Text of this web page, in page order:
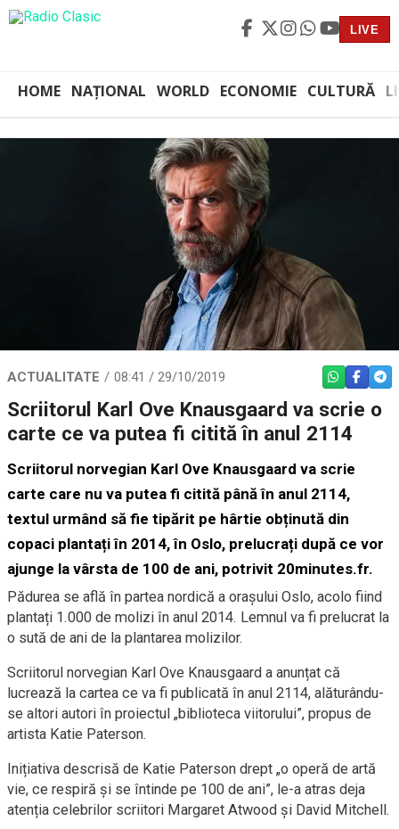
LIVE
HOME NAȚIONAL WORLD ECONOMIE CULTURĂ
ACTUALITATE 08:41 / 29/10/2019 WHATSAPP
Scriitorul Karl Ove Knausgaard va scrie o
carte ce va putea fi citită în anul 2114
Scriitorul norvegian Karl Ove Knausgaard va scrie
carte care nu va putea fi citită până în anul 2114,
textul urmând să fie tipărit pe hârtie obținută din
copaci plantați în 2014, în Oslo, prelucrați după ce vor
ajunge la vârsta de 100 de ani, potrivit 20minutes.fr.
Pădurea se află în partea nordică a orașului Oslo, acolo fiind
plantați 1.000 de molizi în anul 2014. Lemnul va fi prelucrat la
o sută de ani de la plantarea molizilor.
Scriitorul norvegian Karl Ove Knausgaard a anunțat că
lucrează la cartea ce va fi publicată în anul 2114, alăturându-
se altori autori în proiectul „biblioteca viitorului”, propus de
artista Katie Paterson.
Inițiativa descrisă de Katie Paterson drept „o operă de artă
vie, ce respiră și se întinde pe 100 de ani”, le-a atras deja
atenția celebrilor scriitori Margaret Atwood și David Mitchell.